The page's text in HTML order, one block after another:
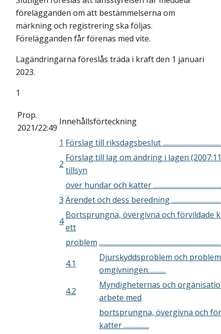
förelägganden om att bestämmelserna om
märkning och registrering ska följas.
Förelägganden får förenas med vite.
Lagändringarna föreslås träda i kraft den 1 januari
2023.
1
Prop.
2021/22:49
Innehållsförteckning
1 Förslag till riksdagsbeslut
2
Förslag till lag om ändring i lagen
tillsyn
över hundar och katter
3 Ärendet och dess beredning
4
Bortsprungna, övergivna och förvildade
ett
problem
4.1
Djurskyddsproblem och
omgivningen............
4.2
Myndigheternas och
arbete med
bortsprungna, övergivna och
katter .................